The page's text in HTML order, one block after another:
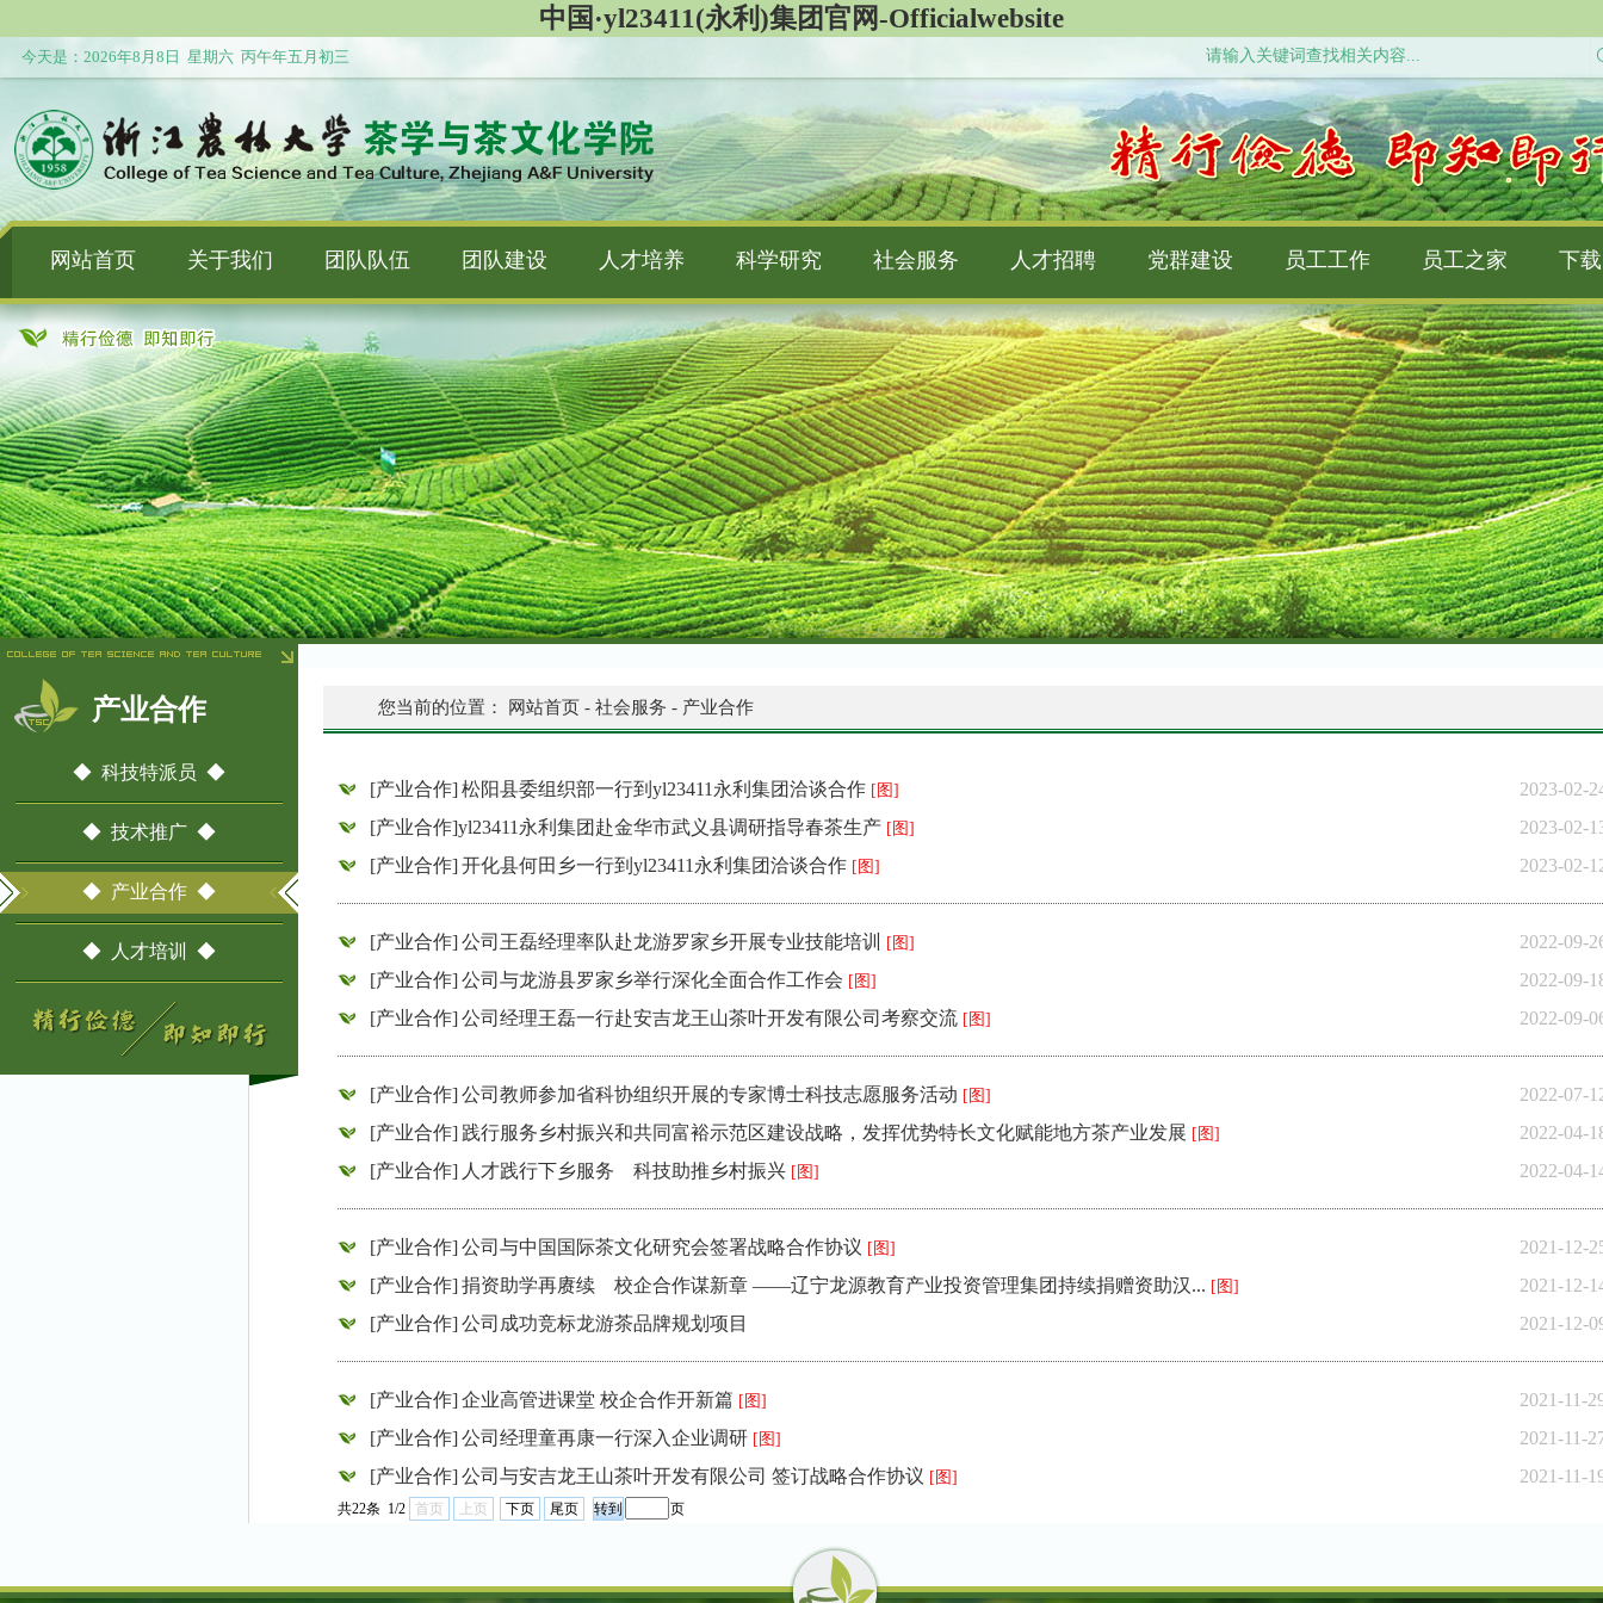
中国·yl23411(永利)集团官网-Officialwebsite
今天是： 2026年8月8日 星期六 丙午年五月初三
网站首页 关于我们 团队队伍 团队建设 人才培养 科学研究 社会服务 人才招聘 党群建设 员工工作 员工之家 下
产业合作
◆ 科技特派员 ◆
◆ 技术推广 ◆
◆ 产业合作 ◆
◆ 人才培训 ◆
您当前的位置： 网站首页 - 社会服务 - 产业合作
[产业合作]松阳县委组织部一行到yl23411永利集团洽谈合作 [图]
2023-02-
[产业合作]​yl23411永利集团赴金华市武义县调研指导春茶生产 [图]
2023-02-
[产业合作]开化县何田乡一行到yl23411永利集团洽谈合作 [图] 2023-02-
[产业合作]公司王磊经理率队赴龙游罗家乡开展专业技能培训 [图]
2022-09-
[产业合作]公司与龙游县罗家乡举行深化全面合作工作会 [图]
2022-09-
[产业合作]公司经理王磊一行赴安吉龙王山茶叶开发有限公司考察交流 [图] 2022-09-
[产业合作]公司教师参加省科协组织开展的专家博士科技志愿服务活动 [图]
2022-07-
[产业合作] 践行服务乡村振兴和共同富裕示范区建设战略，发挥优势特长文化赋能地方茶产业发展 [图]
2022-04-
[产业合作] 人才践行下乡服务 科技助推乡村振兴 [图] 2022-04-
[产业合作]公司与中国国际茶文化研究会签署战略合作协议 [图]
2021-12-
[产业合作]捐资助学再赓续 校企合作谋新章 ――辽宁龙源教育产业投资管理集团持续捐赠资助汉... [图]
2021-12-
[产业合作]公司成功竞标龙游茶品牌规划项目 2021-12-
[产业合作]企业高管进课堂 校企合作开新篇 [图]
2021-11-
[产业合作]公司经理童再康一行深入企业调研 [图]
2021-11-
[产业合作]公司与安吉龙王山茶叶开发有限公司 签订战略合作协议 [图] 2021-11-
共22条 1/2 首页 上页 下页 尾页 页